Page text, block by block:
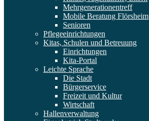
Mehrgenerationentreff
Mobile Beratung Flörsheim
Senioren
Pflegeeinrichtungen
Kitas, Schulen und Betreuung
Einrichtungen
Kita-Portal
Leichte Sprache
Die Stadt
Bürgerservice
Freizeit und Kultur
Wirtschaft
Hallenverwaltung